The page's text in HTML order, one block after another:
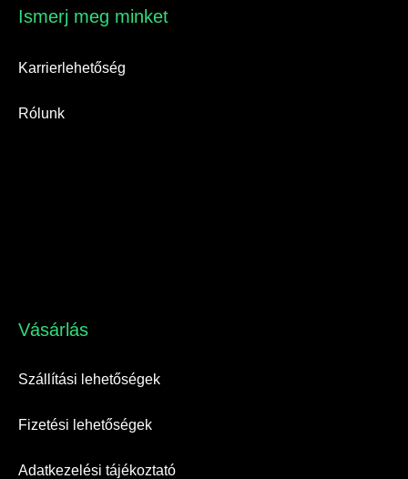
Ismerj meg minket​
Karrierlehetőség
Rólunk
Vásárlás​
Szállítási lehetőségek
Fizetési lehetőségek
Adatkezelési tájékoztató